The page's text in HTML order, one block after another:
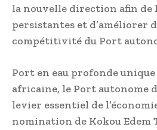
la nouvelle direction afin de
persistantes et d’améliorer
compétitivité du Port
Port en eau profonde unique
africaine, le Port autonome
levier essentiel de
nomination de Kokou Edem